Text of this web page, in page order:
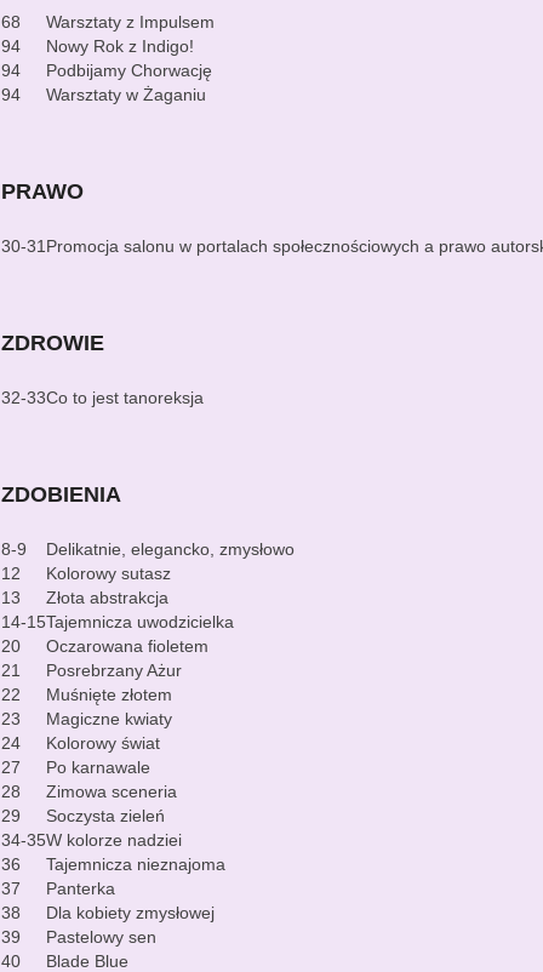
68
Warsztaty z Impulsem
94
Nowy Rok z Indigo!
94
Podbijamy Chorwację
94
Warsztaty w Żaganiu
PRAWO
30-31 Promocja salonu w portalach społecznościowych a prawo
ZDROWIE
32-33Co to jest tanoreksja
ZDOBIENIA
8-9
Delikatnie, elegancko, zmysłowo
12
Kolorowy sutasz
13
Złota abstrakcja
14-15Tajemnicza uwodzicielka
20
Oczarowana fioletem
21
Posrebrzany Ażur
22
Muśnięte złotem
23
Magiczne kwiaty
24
Kolorowy świat
27
Po karnawale
28
Zimowa sceneria
29
Soczysta zieleń
34-35W kolorze nadziei
36
Tajemnicza nieznajoma
37
Panterka
38
Dla kobiety zmysłowej
39
Pastelowy sen
40
Blade Blue